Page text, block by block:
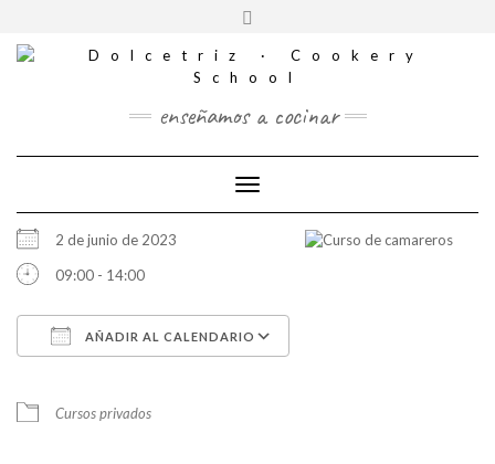
contenido
CONTACTO
SOCIALEScabecera
enseñamos a cocinar
Cambiar modo de navegación
2 de junio de 2023
09:00 - 14:00
AÑADIR AL CALENDARIO
Cursos privados